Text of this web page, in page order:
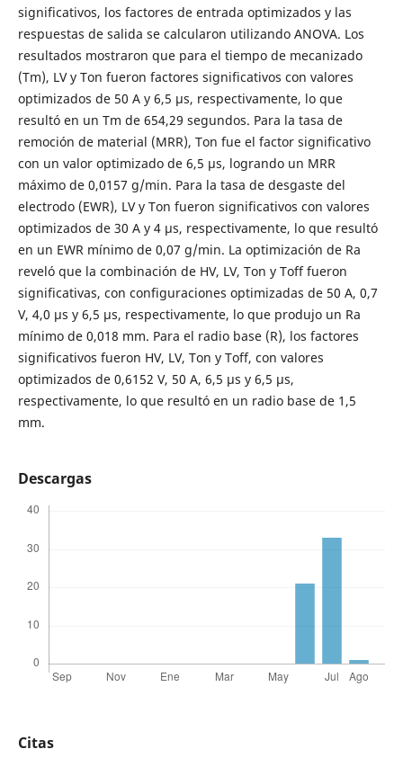
significativos, los factores de entrada optimizados y las
respuestas de salida se calcularon utilizando ANOVA. Los
resultados mostraron que para el tiempo de mecanizado
(Tm), LV y Ton fueron factores significativos con valores
optimizados de 50 A y 6,5 µs, respectivamente, lo que
resultó en un Tm de 654,29 segundos. Para la tasa de
remoción de material (MRR), Ton fue el factor significativo
con un valor optimizado de 6,5 µs, logrando un MRR
máximo de 0,0157 g/min. Para la tasa de desgaste del
electrodo (EWR), LV y Ton fueron significativos con valores
optimizados de 30 A y 4 µs, respectivamente, lo que resultó
en un EWR mínimo de 0,07 g/min. La optimización de Ra
reveló que la combinación de HV, LV, Ton y Toff fueron
significativas, con configuraciones optimizadas de 50 A, 0,7
V, 4,0 µs y 6,5 µs, respectivamente, lo que produjo un Ra
mínimo de 0,018 mm. Para el radio base (R), los factores
significativos fueron HV, LV, Ton y Toff, con valores
optimizados de 0,6152 V, 50 A, 6,5 µs y 6,5 µs,
respectivamente, lo que resultó en un radio base de 1,5
mm.
Descargas
Citas